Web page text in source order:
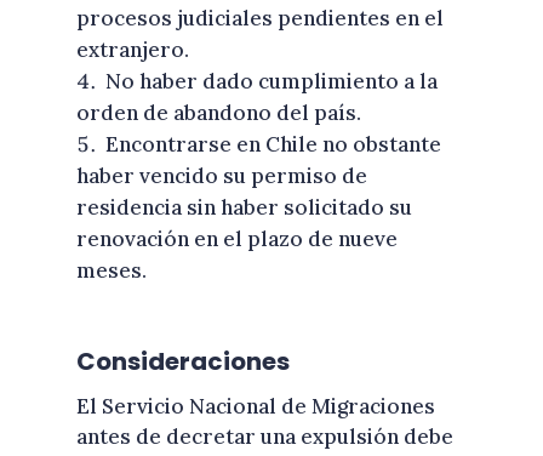
procesos judiciales pendientes en el
extranjero.
No haber dado cumplimiento a la
orden de abandono del país.
Encontrarse en Chile no obstante
haber vencido su permiso de
residencia sin haber solicitado su
renovación en el plazo de nueve
meses.
Consideraciones
El Servicio Nacional de Migraciones
antes de decretar una expulsión debe